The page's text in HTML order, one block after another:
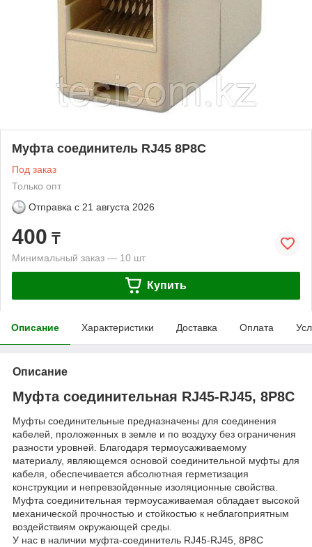
Муфта соединитель RJ45 8P8C
Под заказ
Только опт
Отправка с 21 августа 2026
400 ₸
Минимальный заказ — 10 шт.
Купить
Описание Характеристики Доставка Оплата
Описание
Муфта соединительная RJ45-RJ45, 8P8C
Муфты соединительные предназначены для соединения
кабелей, проложенных в земле и по воздуху без ограничения
разности уровней. Благодаря термоусаживаемому
материалу, являющемся основой соединительной муфты для
кабеля, обеспечивается абсолютная герметизация
конструкции и непревзойденные изоляционные свойства.
Муфта соединительная термоусаживаемая обладает высокой
механической прочностью и стойкостью к неблагоприятным
воздействиям окружающей среды.
У нас в наличии муфта-соединитель RJ45-RJ45, 8P8C